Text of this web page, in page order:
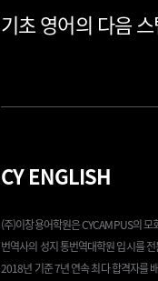
기초 영어의 다음
CY ENGLISH
(주)이창용어학원은 CYCAMPUS의
번역사의 성지 통번역대학원 입시를
2018년 기준 7년 연속 최다 합격자를